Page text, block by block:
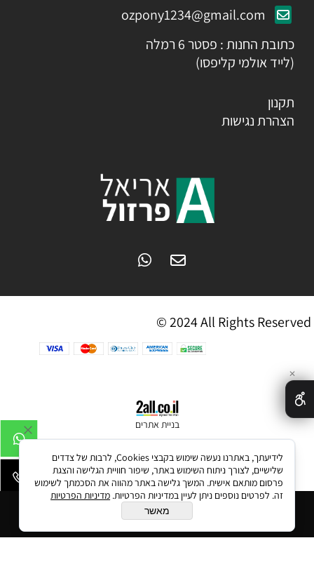
הוסף לסל
ozpony1234@gmail.com
כתובת החנות : פסטר 6 רמלה
(לייד אולמי קליפסו)
תקנון
הצהרת נגישות
© 2024 All Rights Reserved
בניית אתרים
✕
לידיעתך, באתרנו נעשה שימוש בקבצי Cookies, לרבות של צדדים
שלישיים, לצורך ניתוח השימוש באתר, שיפור חוויית הגלישה והצגת
פרסום מותאם אישית. המשך גלישה באתר מהווה את הסכמתך לשימוש
זה. לפרטים נוספים ניתן לעיין במדיניות הפרטיות. מדיניות הפרטיות
מאשר